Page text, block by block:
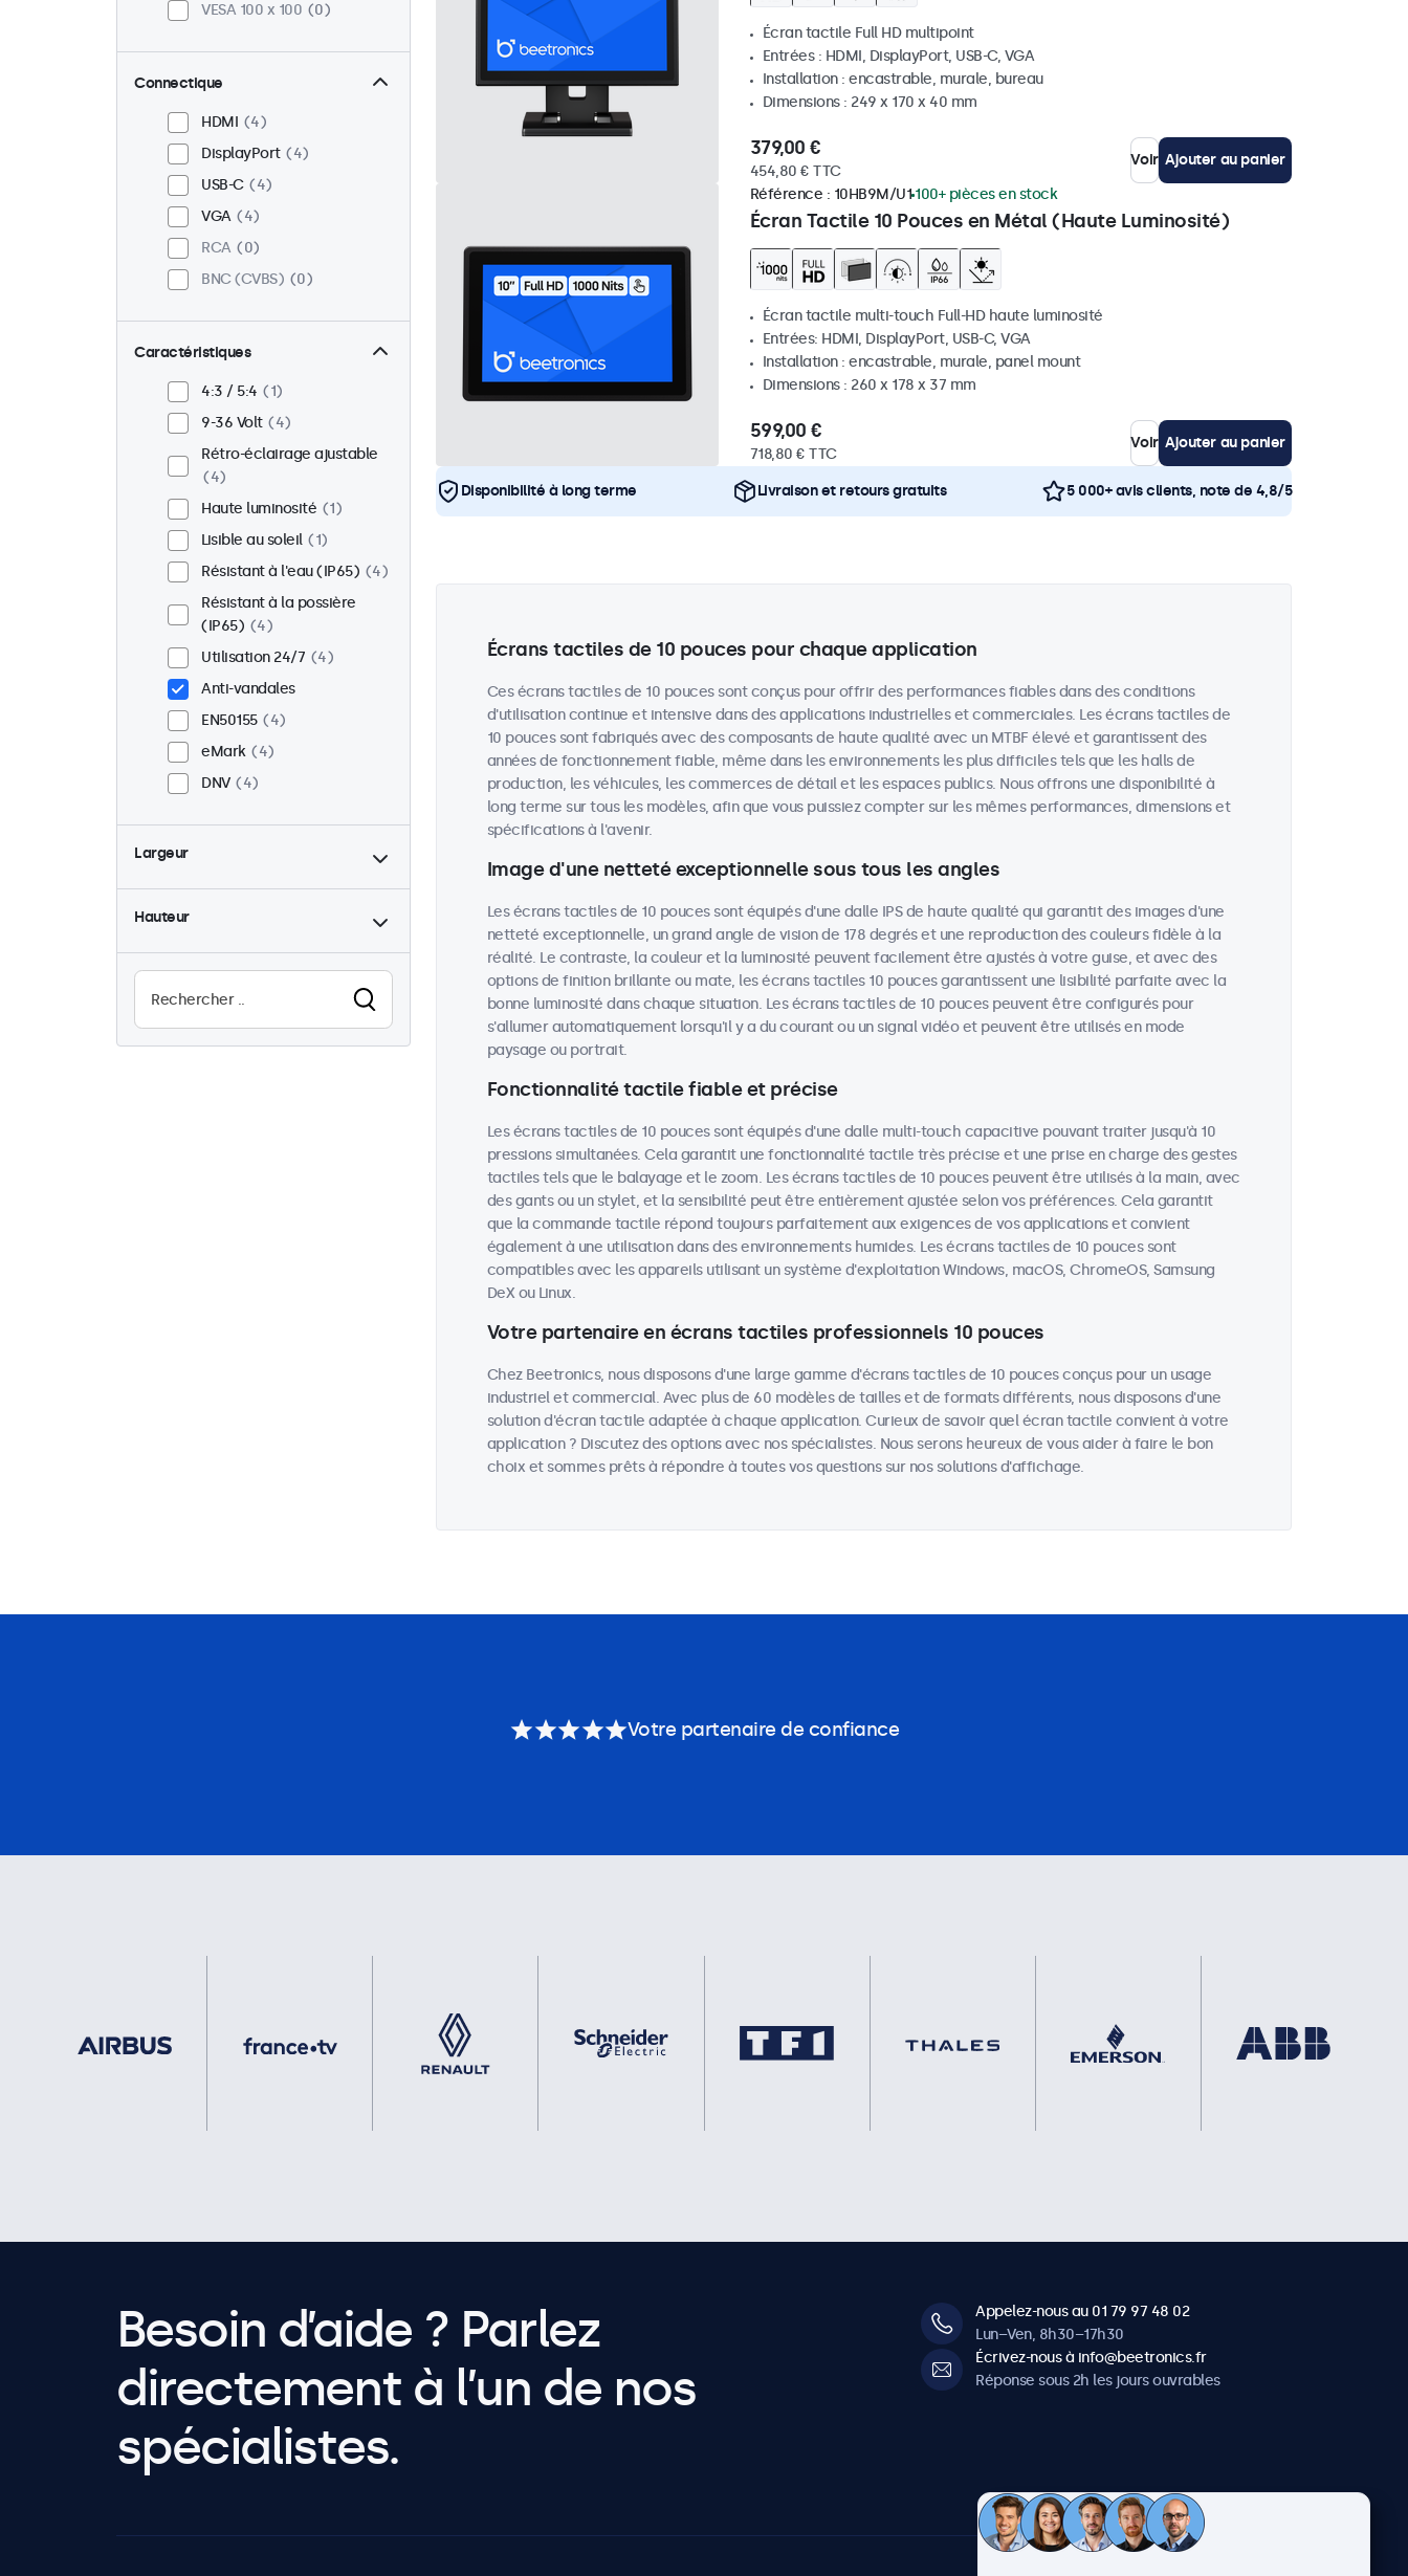
VESA 100 x 100
0
Connectique
HDMI
4
DisplayPort
4
USB-C
4
VGA
4
RCA
0
BNC (CVBS)
0
Caractéristiques
4:3 / 5:4
1
9-36 Volt
4
Rétro-éclairage ajustable
4
Haute luminosité
1
Lisible au soleil
1
Résistant à l'eau (IP65)
4
Résistant à la possière
(IP65)
4
Utilisation 24/7
4
Anti-vandales
EN50155
4
eMark
4
DNV
4
Largeur
Hauteur
Écran tactile Full HD multipoint
Entrées : HDMI, DisplayPort, USB-C, VGA
Installation : encastrable, murale, bureau
Dimensions : 249 x 170 x 40 mm
379,00 €
454,80 € TTC
Voir Ajouter au panier
Écran Tactile 10 Pouces en Métal (Haute Luminosité)
Référence : 10HB9M/U1 100+ pièces en stock
Écran tactile multi-touch Full-HD haute luminosité
Entrées: HDMI, DisplayPort, USB-C, VGA
Installation : encastrable, murale, panel mount
Dimensions : 260 x 178 x 37 mm
599,00 €
718,80 € TTC
Voir Ajouter au panier
Disponibilité à long terme Livraison et retours gratuits 5 000+ avis clients, note de 4,8/5
Écrans tactiles de 10 pouces pour chaque application
Ces écrans tactiles de 10 pouces sont conçus pour offrir des performances fiables dans des conditions
d'utilisation continue et intensive dans des applications industrielles et commerciales. Les écrans tactiles de
10 pouces sont fabriqués avec des composants de haute qualité avec un MTBF élevé et garantissent des
années de fonctionnement fiable, même dans les environnements les plus difficiles tels que les halls de
production, les véhicules, les commerces de détail et les espaces publics. Nous offrons une disponibilité à
long terme sur tous les modèles, afin que vous puissiez compter sur les mêmes performances, dimensions et
spécifications à l'avenir.
Image d'une netteté exceptionnelle sous tous les angles
Les écrans tactiles de 10 pouces sont équipés d'une dalle IPS de haute qualité qui garantit des images d'une
netteté exceptionnelle, un grand angle de vision de 178 degrés et une reproduction des couleurs fidèle à la
réalité. Le contraste, la couleur et la luminosité peuvent facilement être ajustés à votre guise, et avec des
options de finition brillante ou mate, les écrans tactiles 10 pouces garantissent une lisibilité parfaite avec la
bonne luminosité dans chaque situation. Les écrans tactiles de 10 pouces peuvent être configurés pour
s'allumer automatiquement lorsqu'il y a du courant ou un signal vidéo et peuvent être utilisés en mode
paysage ou portrait.
Fonctionnalité tactile fiable et précise
Les écrans tactiles de 10 pouces sont équipés d'une dalle multi-touch capacitive pouvant traiter jusqu'à 10
pressions simultanées. Cela garantit une fonctionnalité tactile très précise et une prise en charge des gestes
tactiles tels que le balayage et le zoom. Les écrans tactiles de 10 pouces peuvent être utilisés à la main, avec
des gants ou un stylet, et la sensibilité peut être entièrement ajustée selon vos préférences. Cela garantit
que la commande tactile répond toujours parfaitement aux exigences de vos applications et convient
également à une utilisation dans des environnements humides. Les écrans tactiles de 10 pouces sont
compatibles avec les appareils utilisant un système d'exploitation Windows, macOS, ChromeOS, Samsung
DeX ou Linux.
Votre partenaire en écrans tactiles professionnels 10 pouces
Chez Beetronics, nous disposons d'une large gamme d'écrans tactiles de 10 pouces conçus pour un usage
industriel et commercial. Avec plus de 60 modèles de tailles et de formats différents, nous disposons d'une
solution d'écran tactile adaptée à chaque application. Curieux de savoir quel écran tactile convient à votre
application ? Discutez des options avec nos spécialistes. Nous serons heureux de vous aider à faire le bon
choix et sommes prêts à répondre à toutes vos questions sur nos solutions d'affichage.
Votre partenaire de confiance
Besoin d’aide ? Parlez
directement à l’un de nos
spécialistes.
Appelez-nous au 01 79 97 48 02
Lun–Ven, 8h30–17h30
Écrivez-nous à info@beetronics.fr
Réponse sous 2h les jours ouvrables